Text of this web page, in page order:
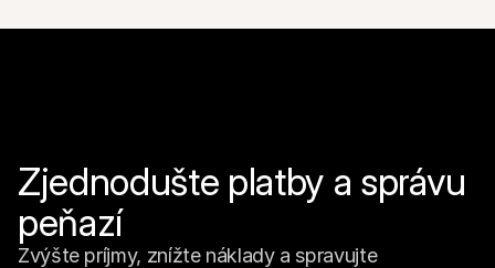
Zjednodušte platby a správu
peňazí
Zvýšte príjmy, znížte náklady a spravujte